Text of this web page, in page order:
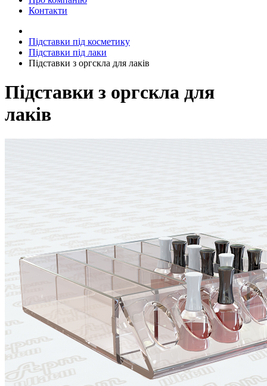
Контакти
Підставки під косметику
Підставки під лаки
Підставки з оргскла для лаків
Підставки з оргскла для
лаків